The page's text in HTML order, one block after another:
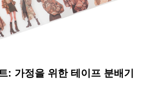
: 가정을 위한 테이프 분배기